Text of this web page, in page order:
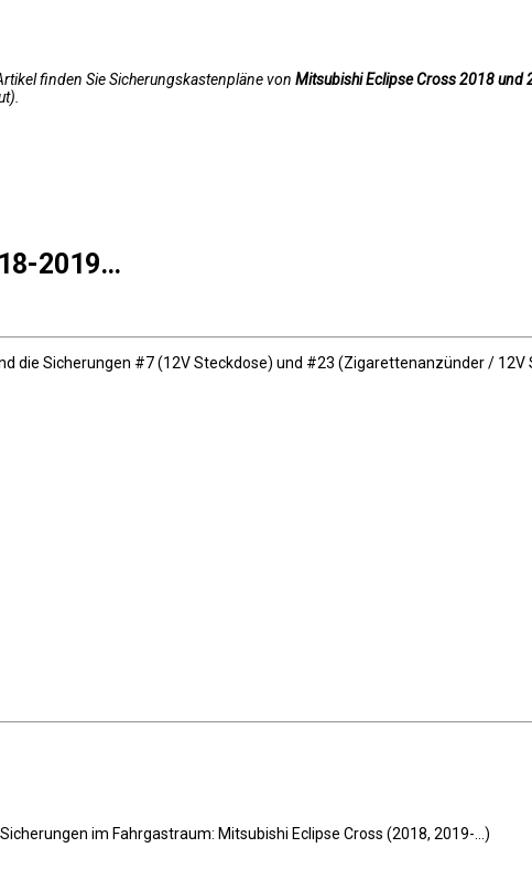
finden Sie Sicherungskastenpläne von Mitsubishi Eclipse Cross 2018 und
2019…
die Sicherungen #7 (12V Steckdose) und #23 (Zigarettenanzünder /